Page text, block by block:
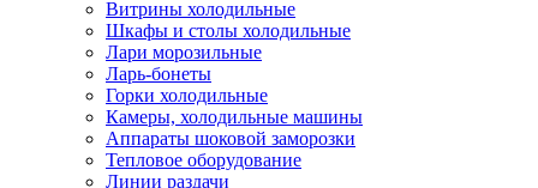
Витрины холодильные
Шкафы и столы холодильные
Лари морозильные
Ларь-бонеты
Горки холодильные
Камеры, холодильные машины
Аппараты шоковой заморозки
Тепловое оборудование
Линии раздачи